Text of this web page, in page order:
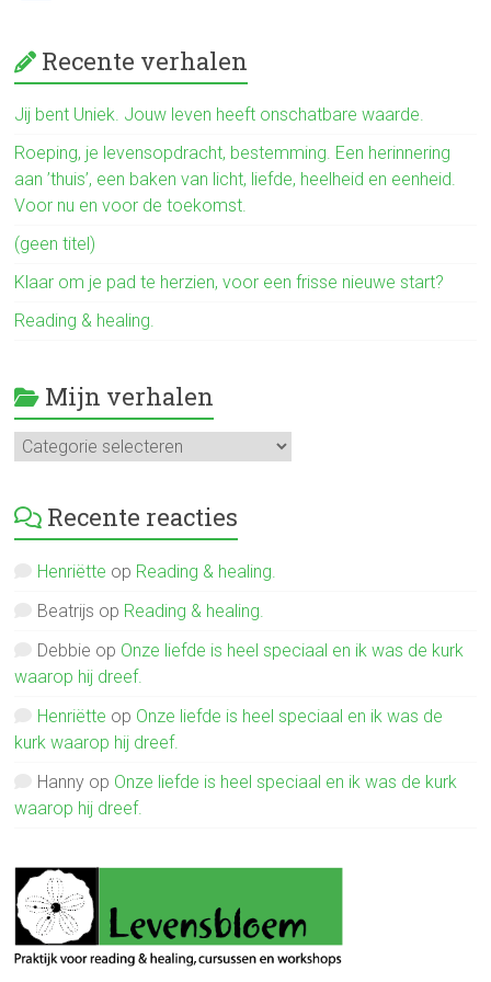
ce
b
o
ok
Recente verhalen
Jij bent Uniek. Jouw leven heeft onschatbare waarde.
Roeping, je levensopdracht, bestemming. Een herinnering
aan ’thuis’, een baken van licht, liefde, heelheid en eenheid.
Voor nu en voor de toekomst.
(geen titel)
Klaar om je pad te herzien, voor een frisse nieuwe start?
Reading & healing.
Mijn verhalen
Mijn
verhalen
Recente reacties
Henriëtte op Reading & healing.
Beatrijs op Reading & healing.
Debbie op Onze liefde is heel speciaal en ik was de kurk
waarop hij dreef.
Henriëtte op Onze liefde is heel speciaal en ik was de
kurk waarop hij dreef.
Hanny op Onze liefde is heel speciaal en ik was de kurk
waarop hij dreef.